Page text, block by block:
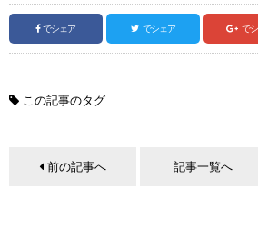
でシェア でシェア で
この記事のタグ
前の記事へ 記事一覧へ